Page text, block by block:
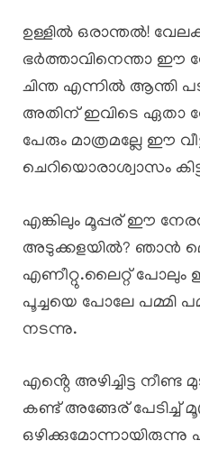
ഉള്ളിൽ ഒരാന്തൽ!
ഭർത്താവിനെന്താ ഈ
ചിന്ത എന്നിൽ ആന്തി
അതിന് ഇവിടെ ഏതാ
പേരും മാത്രമല്ലേ ഈ
ചെറിയൊരാശ്വാസം
എങ്കിലും മൂപ്പര് ഈ
അടുക്കളയിൽ? ഞാൻ
എണീറ്റു.ലൈറ്റ് പോലും
പൂച്ചയെ പോലേ പമ്മി
നടന്നു.
എൻ്റെ അഴിച്ചിട്ട നീണ്ട
കണ്ട് അങ്ങേര് പേടിച്ച്
ഒഴിക്കുമോന്നായിരുന്നു